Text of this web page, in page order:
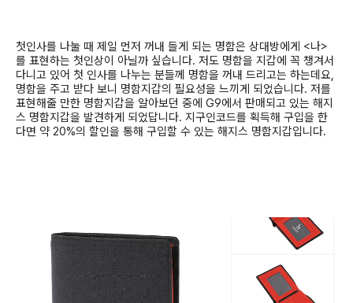
첫인사를 나눌 때 제일 먼저 꺼내 들게 되는 명함은 상대방에게 <나>
를 표현하는 첫인상이 아닐까 싶습니다. 저도 명함을 지갑에 꼭 챙겨서
다니고 있어 첫 인사를 나누는 분들께 명함을 꺼내 드리고는 하는데요,
명함을 주고 받다 보니 명함지갑의 필요성을 느끼게 되었습니다. 저를
표현해줄 만한 명함지갑을 알아보던 중에 G9에서 판매되고 있는 해지
스 명함지갑을 발견하게 되었답니다. 지구인코드를 획득해 구입을 한
다면 약 20%의 할인을 통해 구입할 수 있는 해지스 명함지갑입니다.